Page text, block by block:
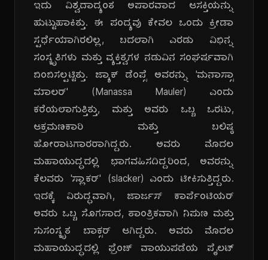
ಇದು ವಿಶ್ವದಾದ್ಯಂತ ಅಪಾರವಾದ ಆಸಕ್ತಿಯನ್ನು
ಹುಟ್ಟುಹಾಕಿತ್ತು. ಈ ಪಂದ್ಯವು ಕೇವಲ ಒಂದು ಕ್ರೀಡಾ
ಸ್ಪರ್ಧೆಯಾಗಿರಲಿಲ್ಲ, ಬದಲಾಗಿ ಎರಡು ವಿಭಿನ್ನ
ಸಂಸ್ಕೃತಿಗಳು ಮತ್ತು ವ್ಯಕ್ತಿತ್ವಗಳ ನಡುವಿನ ಸಂಘರ್ಷವಾಗಿ
ಬಿಂಬಿಸಲ್ಪಟ್ಟಿತ್ತು. ಜ್ಯಾಕ್ ಡೆಂಪ್ಸೆ ಅವರನ್ನು 'ಮನಾಸ್ಸಾ
ಮಾಲರ್' (Manassa Mauler) ಎಂದು
ಕರೆಯಲಾಗುತ್ತಿತ್ತು, ಮತ್ತು ಅವರು ಒಬ್ಬ ಒರಟು,
ಆಕ್ರಮಣಕಾರಿ ಮತ್ತು ಬಲಿಷ್ಠ
ಹೋರಾಟಗಾರರಾಗಿದ್ದರು. ಅವರು ಮೊದಲ
ಮಹಾಯುದ್ಧದಲ್ಲಿ ಭಾಗವಹಿಸದಿದ್ದರಿಂದ, ಅವರನ್ನು
ಕೆಲವರು 'ಸ್ಲಾಕರ್' (slacker) ಎಂದು ಟೀಕಿಸುತ್ತಿದ್ದರು.
ಇದಕ್ಕೆ ವಿರುದ್ಧವಾಗಿ, ಜಾರ್ಜಸ್ ಕಾರ್ಪೆಂಟಿಯರ್
ಅವರು ಒಬ್ಬ ಸೊಗಸಾದ, ತಾಂತ್ರಿಕವಾಗಿ ನಿಪುಣ ಮತ್ತು
ಸುಸಂಸ್ಕೃತ ಬಾಕ್ಸರ್ ಆಗಿದ್ದರು. ಅವರು ಮೊದಲ
ಮಹಾಯುದ್ಧದಲ್ಲಿ ಫ್ರೆಂಚ್ ವಾಯುಪಡೆಯ ಪೈಲಟ್